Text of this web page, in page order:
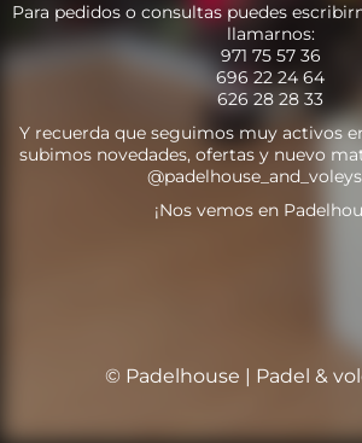
Para pedidos o consultas puedes
llamarnos:
971 75 57 36
696 22 24 64
626 28 28 33
Y recuerda que seguimos muy activos
subimos novedades, ofertas y nuevo
¡Nos vemos en
© Padelhouse | Padel &